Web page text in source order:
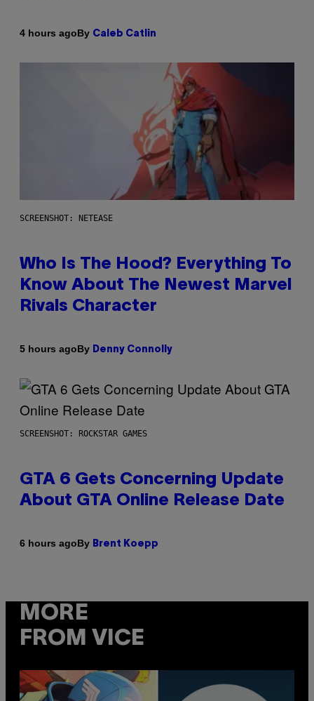
4 hours agoBy Caleb Catlin
SCREENSHOT: NETEASE
Who Is The Hood? Everything To
Know About The Newest Marvel
Rivals Character
5 hours agoBy Denny Connolly
SCREENSHOT: ROCKSTAR GAMES
GTA 6 Gets Concerning Update
About GTA Online Release Date
6 hours agoBy Brent Koepp
MORE
FROM VICE